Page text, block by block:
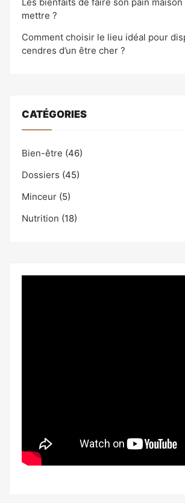
mettre ?
Comment choisir le lieu idéal pour
cendres d’un être cher ?
CATÉGORIES
Bien-être (46)
Dossiers (45)
Minceur (5)
Nutrition (18)